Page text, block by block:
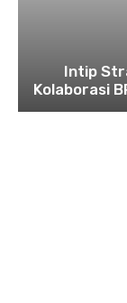
Intip
Kolaborasi